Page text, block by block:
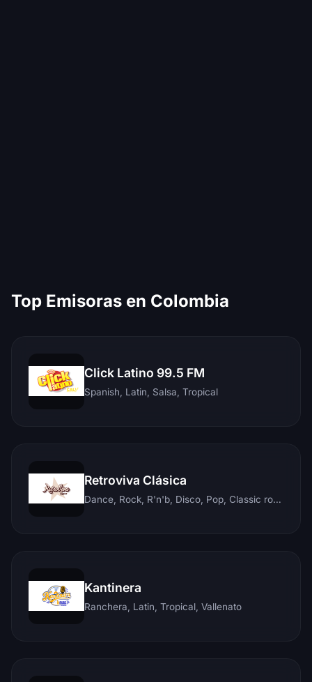
Top Emisoras en Colombia
Click Latino 99.5 FM
Spanish, Latin, Salsa, Tropical
Retroviva Clásica
Dance, Rock, R'n'b, Disco, Pop, Classic rock, Techno, Reggae
Kantinera
Ranchera, Latin, Tropical, Vallenato